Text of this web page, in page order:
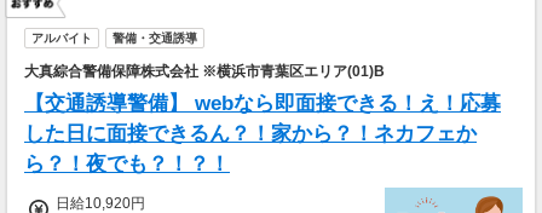
アルバイト 警備・交通誘導
大真綜合警備保障株式会社 ※横浜市青葉区エリア(01)B
【交通誘導警備】 webなら即面接できる！え！応募
した日に面接できるん？！家から？！ネカフェか
ら？！夜でも？！？！
日給10,920円